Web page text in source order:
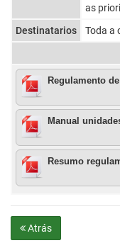
as
Destinatarios
Toda a
Manual
Resumo
Atrás